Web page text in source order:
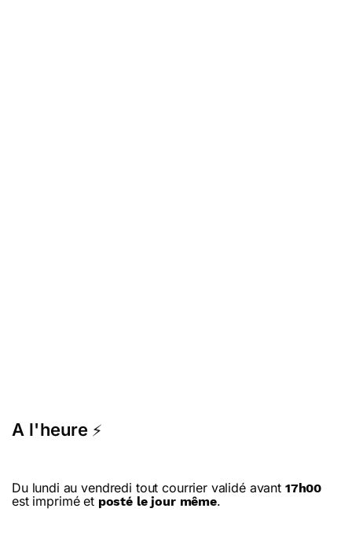
A l'heure ⚡
Du lundi au vendredi tout courrier validé avant 17h00
est imprimé et posté le jour même.